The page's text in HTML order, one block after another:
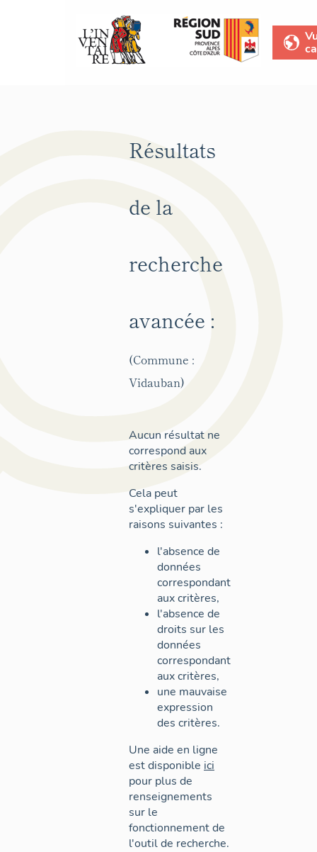
Résultats
de la
recherche
avancée :
(Commune :
Vidauban)
Aucun résultat ne
correspond aux
critères saisis.
Cela peut
s'expliquer par les
raisons suivantes :
l'absence de
données
correspondant
aux critères,
l'absence de
droits sur les
données
correspondant
aux critères,
une mauvaise
expression
des critères.
Une aide en ligne
est disponible ici
pour plus de
renseignements
sur le
fonctionnement de
l'outil de recherche.